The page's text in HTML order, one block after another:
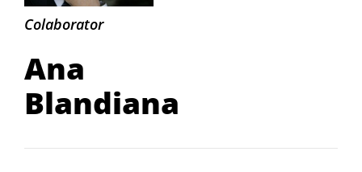
Ana
Blandiana
Colaborator
Ana
Blandiana